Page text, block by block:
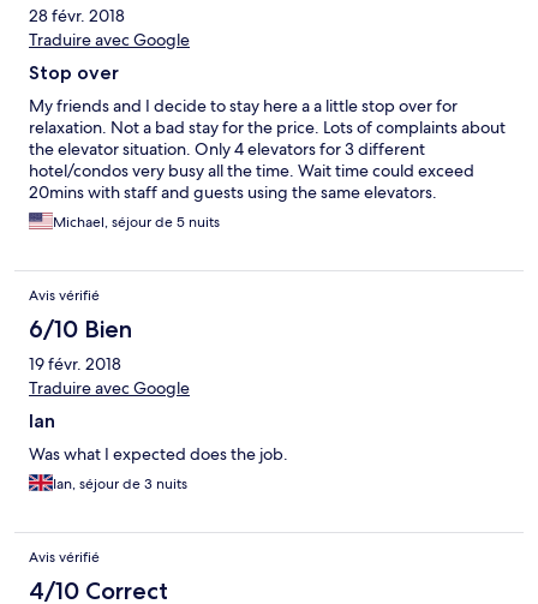
28 févr. 2018
Traduire avec Google
Stop over
My friends and I decide to stay here a a little stop over for
relaxation. Not a bad stay for the price. Lots of complaints about
the elevator situation. Only 4 elevators for 3 different
hotel/condos very busy all the time. Wait time could exceed
20mins with staff and guests using the same elevators.
Otherwise not a bad stay for the price.
Michael, séjour de 5 nuits
Avis vérifié
6/10 Bien
19 févr. 2018
Traduire avec Google
Ian
Was what I expected does the job.
Ian, séjour de 3 nuits
Avis vérifié
4/10 Correct